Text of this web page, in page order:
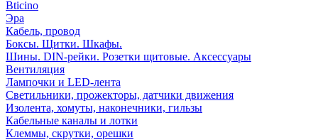
Bticino
Эра
Кабель, провод
Боксы. Щитки. Шкафы.
Шины. DIN-рейки. Розетки щитовые. Аксессуары
Вентиляция
Лампочки и LED-лента
Светильники, прожекторы, датчики движения
Изолента, хомуты, наконечники, гильзы
Кабельные каналы и лотки
Клеммы, скрутки, орешки